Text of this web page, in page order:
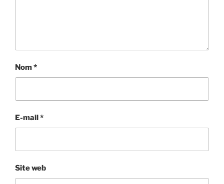
Nom*
E-mail*
Site web